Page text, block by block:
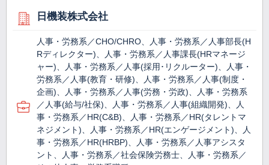
日機装株式会社
人事・労務系／CHO/CHRO、人事・労務系／人事部長(H
Rディレクター)、人事・労務系／人事課長(HRマネージ
ャー)、人事・労務系／人事(採用･リクルーター)、人事・
労務系／人事(教育・研修)、人事・労務系／人事(制度・
企画)、人事・労務系／人事(労務・労政)、人事・労務系
／人事(給与/社保)、人事・労務系／人事(組織開発)、人
事・労務系／HR(C&B)、人事・労務系／HR(タレントマ
ネジメント)、人事・労務系／HR(エンゲージメント)、人
事・労務系／HR(HRBP)、人事・労務系／人事アシスタ
ント、人事・労務系／社会保険労務士、人事・労務系／